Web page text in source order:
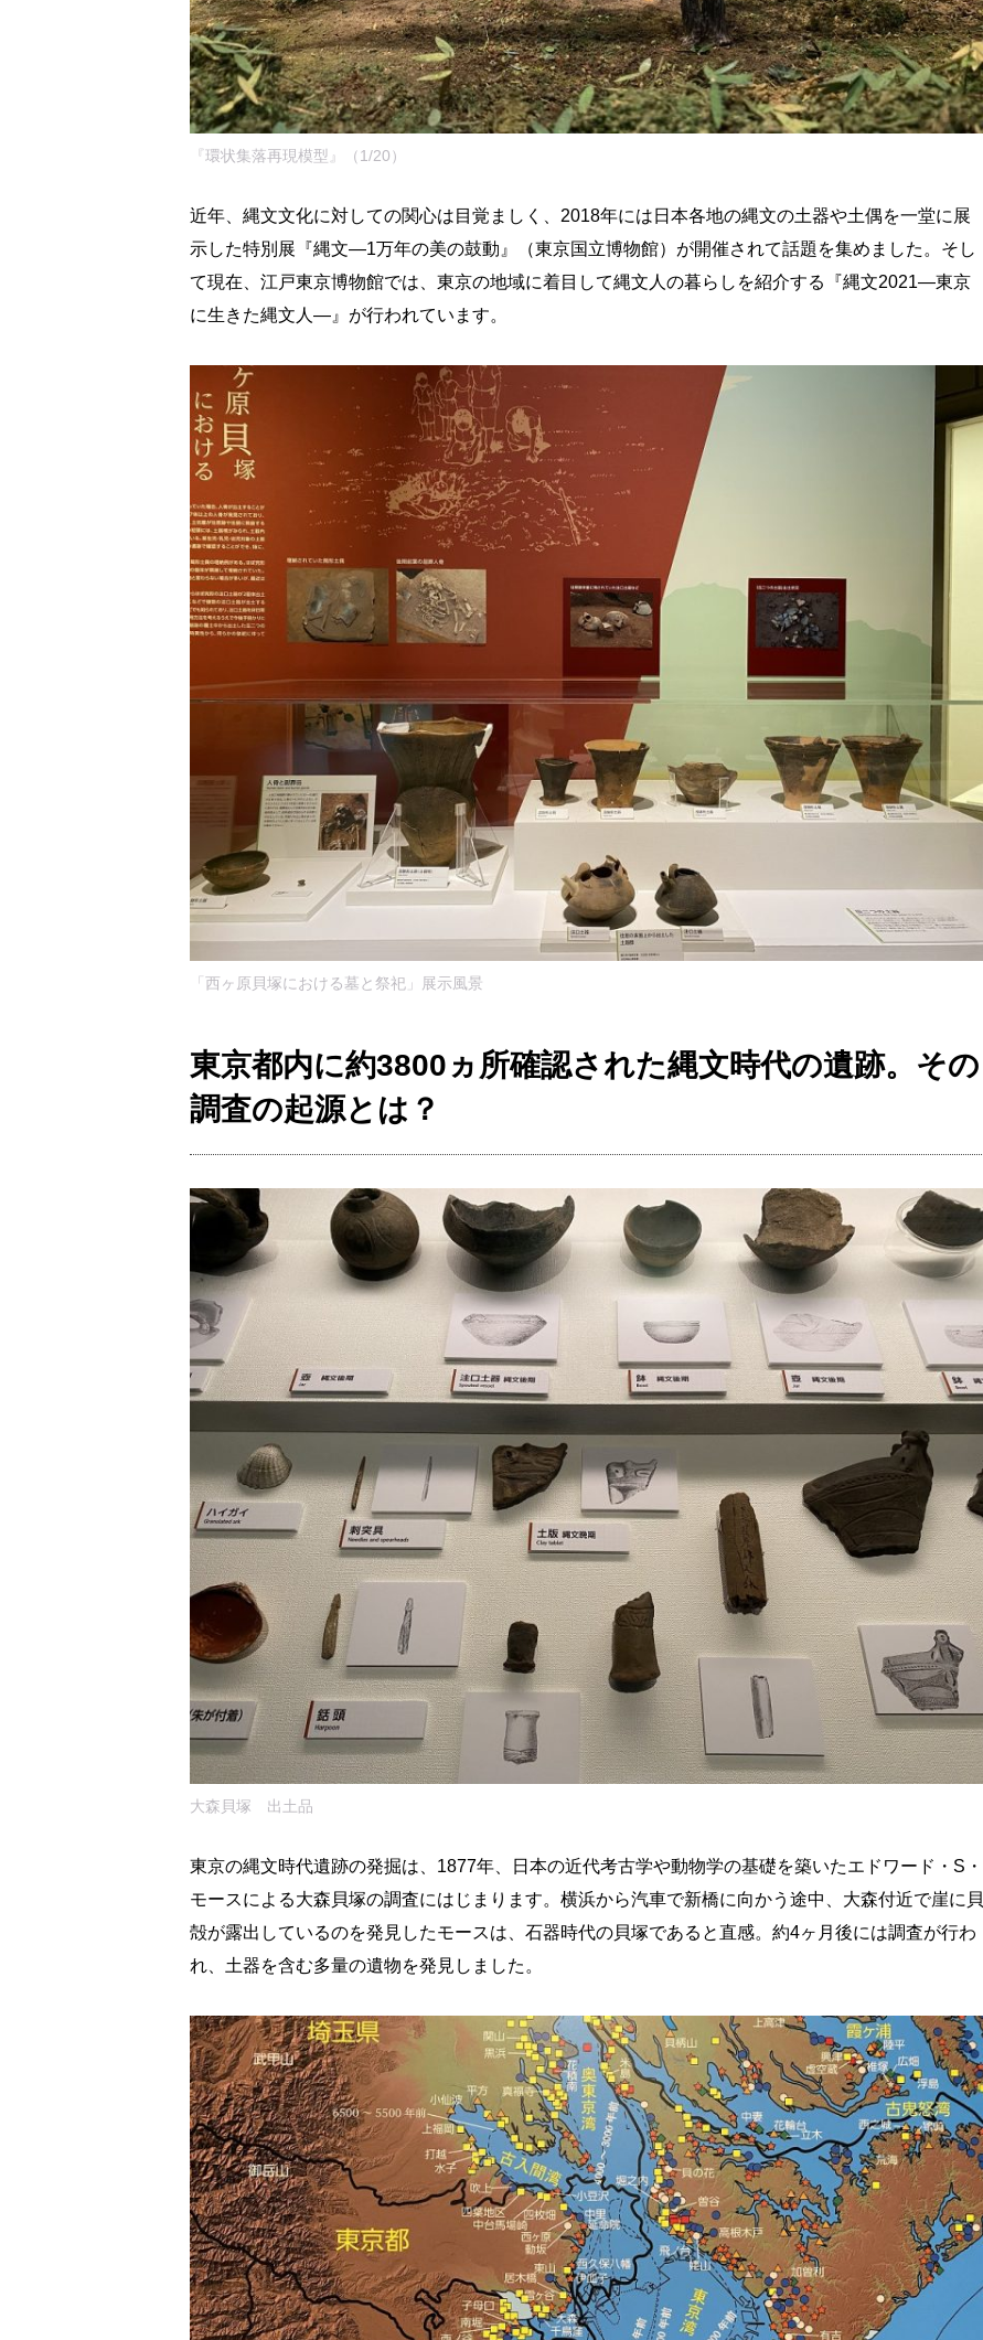
『環状集落再現模型』（1/20）
近年、縄文文化に対しての関心は目覚ましく、2018年には日本各地の縄文の土器や土偶を一堂に展
示した特別展『縄文―1万年の美の鼓動』（東京国立博物館）が開催されて話題を集めました。そし
て現在、江戸東京博物館では、東京の地域に着目して縄文人の暮らしを紹介する『縄文2021―東京
に生きた縄文人―』が行われています。
「西ヶ原貝塚における墓と祭祀」展示風景
東京都内に約3800ヵ所確認された縄文時代の遺跡。その
調査の起源とは？
大森貝塚 出土品
東京の縄文時代遺跡の発掘は、1877年、日本の近代考古学や動物学の基礎を築いたエドワード・S・
モースによる大森貝塚の調査にはじまります。横浜から汽車で新橋に向かう途中、大森付近で崖に貝
殻が露出しているのを発見したモースは、石器時代の貝塚であると直感。約4ヶ月後には調査が行わ
れ、土器を含む多量の遺物を発見しました。